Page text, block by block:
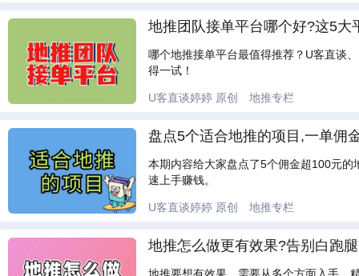
地推团队接单平台哪个好?这5
哪个地推接单平台最值得推荐？U客直谈
得一试！
U客直谈婷婷 原创 地推专栏
盘点5个适合地推的项目,一单佣
本期内容给大家盘点了5个佣金超100元
速上手赚钱。
U客直谈婷婷 原创 地推专栏
地推怎么做更有效果?告别白跑